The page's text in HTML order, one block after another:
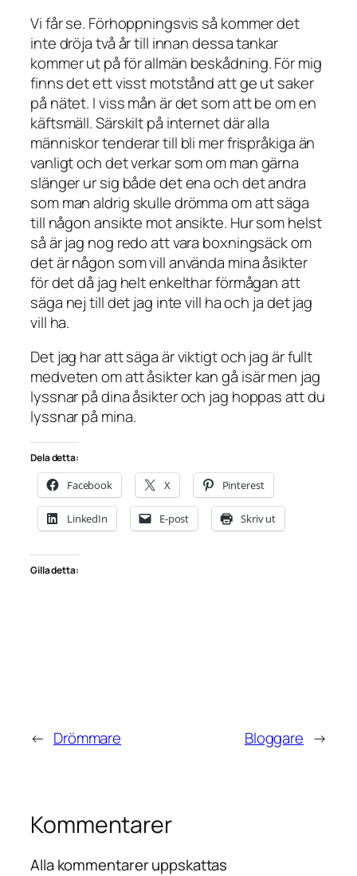
Vi får se. Förhoppningsvis så kommer det
inte dröja två år till innan dessa tankar
kommer ut på för allmän beskådning. För mig
finns det ett visst motstånd att ge ut saker
på nätet. I viss mån är det som att be om en
käftsmäll. Särskilt på internet där alla
människor tenderar till bli mer frispråkiga än
vanligt och det verkar som om man gärna
slänger ur sig både det ena och det andra
som man aldrig skulle drömma om att säga
till någon ansikte mot ansikte. Hur som helst
så är jag nog redo att vara boxningsäck om
det är någon som vill använda mina åsikter
för det då jag helt enkelthar förmågan att
säga nej till det jag inte vill ha och ja det jag
vill ha.
Det jag har att säga är viktigt och jag är fullt
medveten om att åsikter kan gå isär men jag
lyssnar på dina åsikter och jag hoppas att du
lyssnar på mina.
Dela detta:
Facebook X Pinterest
LinkedIn E-post Skriv ut
Gilla detta:
← Drömmare Bloggare →
Kommentarer
Alla kommentarer uppskattas